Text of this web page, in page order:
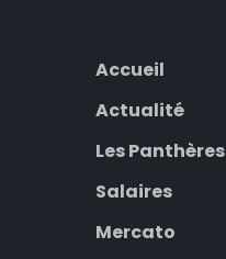
Accueil
Actualité
Les Panthères
Salaires
Mercato